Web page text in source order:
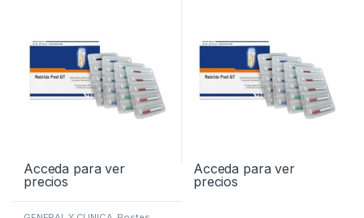
Acceda para ver
precios
Acceda para ver
precios